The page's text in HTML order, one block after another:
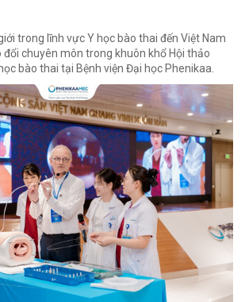
trong lĩnh vực Y học bào thai đến Việt Nam
đổi chuyên môn trong khuôn khổ Hội thảo
bào thai tại Bệnh viện Đại học Phenikaa.